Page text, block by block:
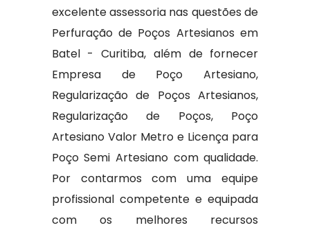
excelente assessoria nas questões de
Perfuração de Poços Artesianos em
Batel - Curitiba, além de fornecer
Empresa de Poço Artesiano,
Regularização de Poços Artesianos,
Regularização de Poços, Poço
Artesiano Valor Metro e Licença para
Poço Semi Artesiano com qualidade.
Por contarmos com uma equipe
profissional competente e equipada
com os melhores recursos